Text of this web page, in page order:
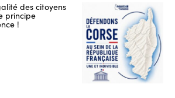
des citoyens
principe
!